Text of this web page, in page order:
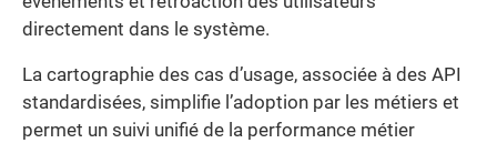
directement dans le système.
La cartographie des cas d’usage, associée à des API
standardisées, simplifie l’adoption par les métiers et
permet un suivi unifié de la performance métier